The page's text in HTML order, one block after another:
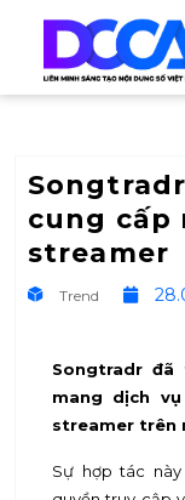
cung cấp
streamer
Trend
Songtradr
mang dịch
streamer trên
Sự hợp tác